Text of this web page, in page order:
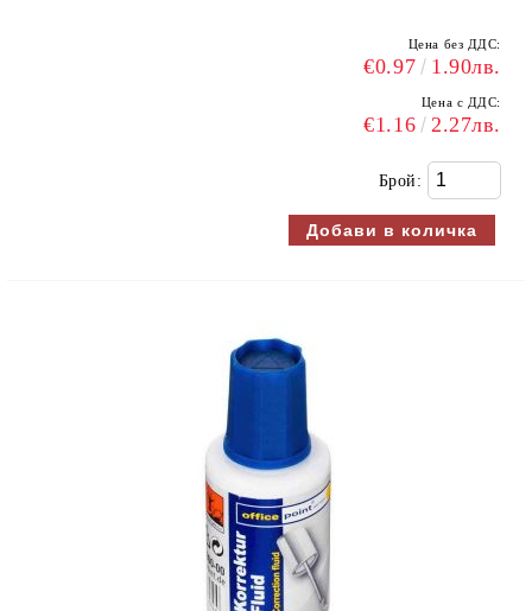
Цена без ДДС:
€0.97 1.90лв.
Цена с ДДС:
€1.16 2.27лв.
Брой: